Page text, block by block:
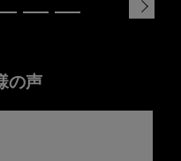
の声